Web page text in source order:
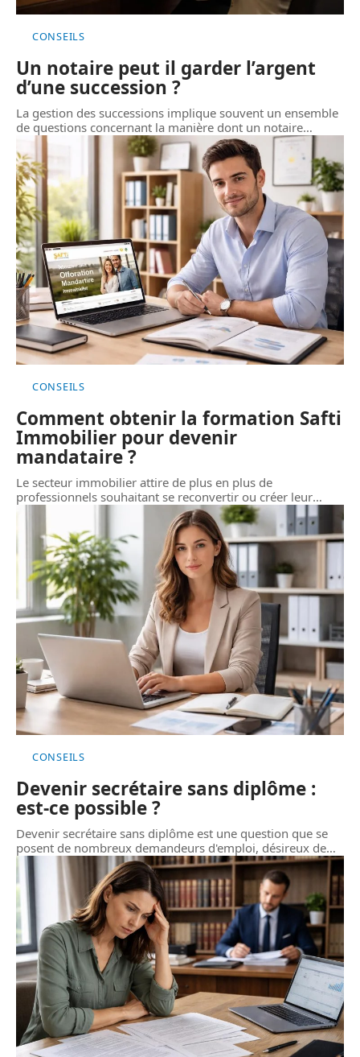
CONSEILS
Un notaire peut il garder l’argent
d’une succession ?
La gestion des successions implique souvent un ensemble
de questions concernant la manière dont un notaire…
CONSEILS
Comment obtenir la formation Safti
Immobilier pour devenir
mandataire ?
Le secteur immobilier attire de plus en plus de
professionnels souhaitant se reconvertir ou créer leur…
CONSEILS
Devenir secrétaire sans diplôme :
est-ce possible ?
Devenir secrétaire sans diplôme est une question que se
posent de nombreux demandeurs d'emploi, désireux de…